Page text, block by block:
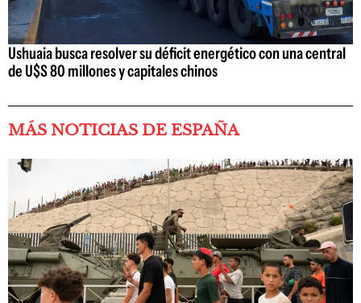
Ushuaia busca resolver su déficit energético con una central
de U$S 80 millones y capitales chinos
MÁS NOTICIAS DE ESPAÑA